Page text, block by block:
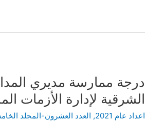
درجة ممارسة مديري
الشرقية لإدارة الأزمات
اعداد عام 2021 , العدد العشرون-المجلد
درجة
ممارسة
مديري
المدارس